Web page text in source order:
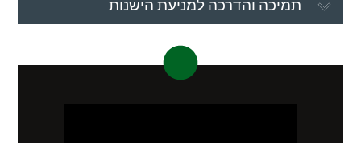
תמיכה והדרכה למניעת הישנות